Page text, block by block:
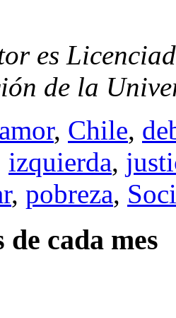
es
de la
amor, Chile,
izquierda,
, pobreza,
cada mes